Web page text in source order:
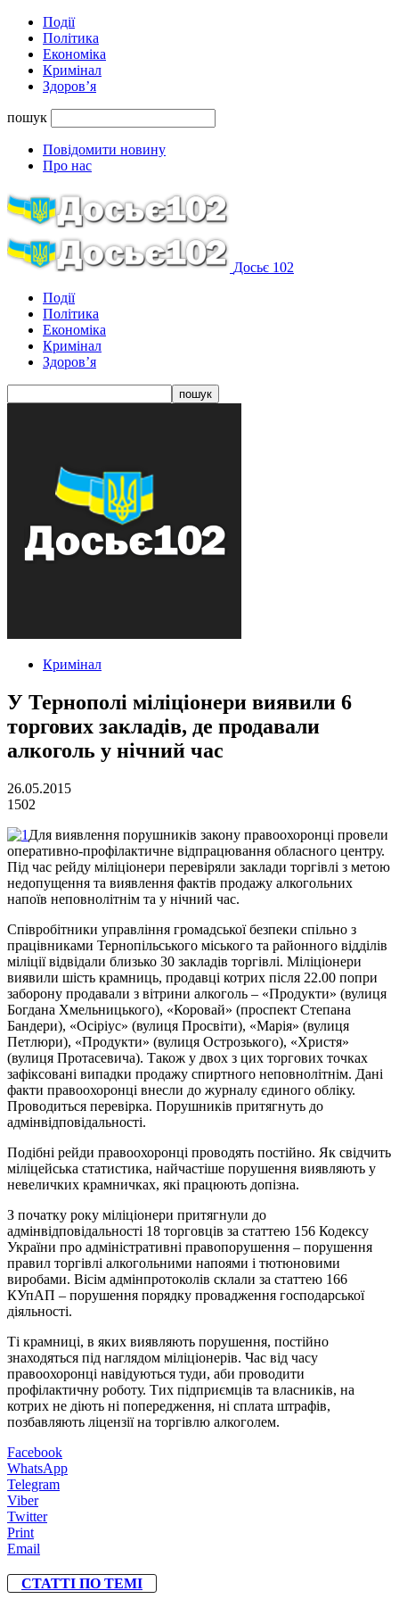
Події
Політика
Економіка
Кримінал
Здоров’я
пошук
Повідомити новину
Про нас
Досьє 102
Події
Політика
Економіка
Кримінал
Здоров’я
Кримінал
У Тернополі міліціонери виявили 6
торгових закладів, де продавали
алкоголь у нічний час
26.05.2015
1502
Для виявлення порушників закону правоохоронці провели
оперативно-профілактичне відпрацювання обласного центру.
Під час рейду міліціонери перевіряли заклади торгівлі з метою
недопущення та виявлення фактів продажу алкогольних
напоїв неповнолітнім та у нічний час.
Співробітники управління громадської безпеки спільно з
працівниками Тернопільського міського та районного відділів
міліції відвідали близько 30 закладів торгівлі. Міліціонери
виявили шість крамниць, продавці котрих після 22.00 попри
заборону продавали з вітрини алкоголь – «Продукти» (вулиця
Богдана Хмельницького), «Коровай» (проспект Степана
Бандери), «Осіріус» (вулиця Просвіти), «Марія» (вулиця
Петлюри), «Продукти» (вулиця Острозького), «Христя»
(вулиця Протасевича). Також у двох з цих торгових точках
зафіксовані випадки продажу спиртного неповнолітнім. Дані
факти правоохоронці внесли до журналу єдиного обліку.
Проводиться перевірка. Порушників притягнуть до
адмінвідповідальності.
Подібні рейди правоохоронці проводять постійно. Як свідчить
міліцейська статистика, найчастіше порушення виявляють у
невеличких крамничках, які працюють допізна.
З початку року міліціонери притягнули до
адмінвідповідальності 18 торговців за статтею 156 Кодексу
України про адміністративні правопорушення – порушення
правил торгівлі алкогольними напоями і тютюновими
виробами. Вісім адмінпротоколів склали за статтею 166
КУпАП – порушення порядку провадження господарської
діяльності.
Ті крамниці, в яких виявляють порушення, постійно
знаходяться під наглядом міліціонерів. Час від часу
правоохоронці навідуються туди, аби проводити
профілактичну роботу. Тих підприємців та власників, на
котрих не діють ні попередження, ні сплата штрафів,
позбавляють ліцензії на торгівлю алкоголем.
Facebook
WhatsApp
Telegram
Viber
Twitter
Print
Email
СТАТТІ ПО ТЕМІ